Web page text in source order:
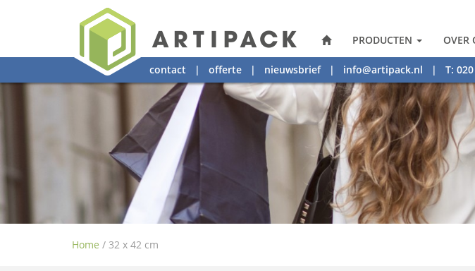
PRODUCTEN OVER
contact | offerte | nieuwsbrief| info@artipack.nl | T: 020
Home / 32 x 42 cm